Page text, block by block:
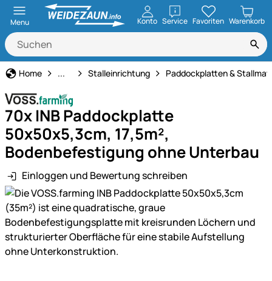
Menu Konto ServiceöffnenFavoriten Warenkorb
Home Stall- & Tierzuchtbedarf
... Stalleinrichtung Paddockplatten &
70x INB Paddockplatte
50x50x5,3cm, 17,5m²,
Bodenbefestigung ohne Unterbau
Einloggen und Bewertung schreiben
Produktgalerie